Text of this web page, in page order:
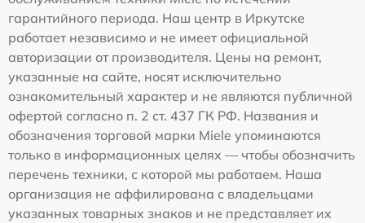
гарантийного периода. Наш центр в Иркутске
работает независимо и не имеет официальной
авторизации от производителя. Цены на ремонт,
указанные на сайте, носят исключительно
ознакомительный характер и не являются публичной
офертой согласно п. 2 ст. 437 ГК РФ. Названия и
обозначения торговой марки Miele упоминаются
только в информационных целях — чтобы обозначить
перечень техники, с которой мы работаем. Наша
организация не аффилирована с владельцами
указанных товарных знаков и не представляет их